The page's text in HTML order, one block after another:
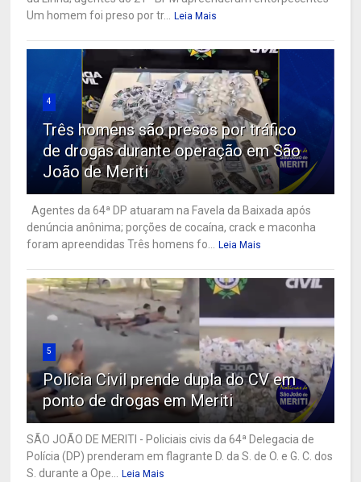
Um homem foi preso por tr... Leia Mais
4
Três homens são presos por tráfico
de drogas durante operação em São
João de Meriti
Agentes da 64ª DP atuaram na Favela da Baixada após
denúncia anônima; porções de cocaína, crack e maconha
foram apreendidas Três homens fo... Leia Mais
5
Polícia Civil prende dupla do CV em
ponto de drogas em Meriti
SÃO JOÃO DE MERITI - Policiais civis da 64ª Delegacia de
Polícia (DP) prenderam em flagrante D. da S. de O. e G. C. dos
S. durante a Ope... Leia Mais